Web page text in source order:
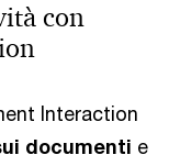
con
Interaction
documenti e